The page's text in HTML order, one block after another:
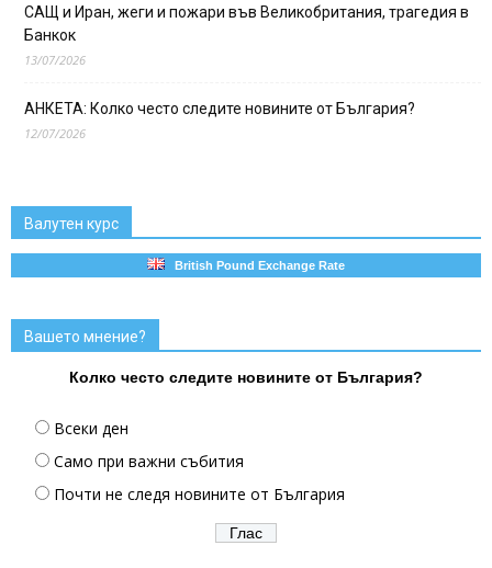
САЩ и Иран, жеги и пожари във Великобритания, трагедия в
Банкок
13/07/2026
АНКЕТА: Колко често следите новините от България?
12/07/2026
Валутен курс
British Pound Exchange Rate
Вашето мнение?
Колко често следите новините от България?
Всеки ден
Само при важни събития
Почти не следя новините от България